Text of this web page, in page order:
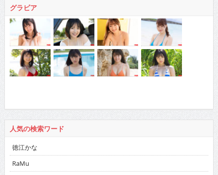
グラビア
人気の検索ワード
徳江かな
RaMu